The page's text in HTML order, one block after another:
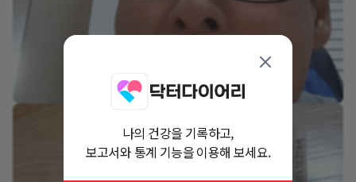
나의 건강을 기록하고,
보고서와 통계 기능을 이용해 보세요.